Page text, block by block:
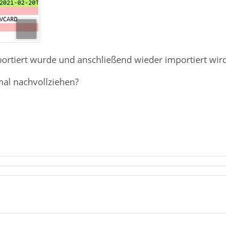
wurde und anschließend wieder importiert
nachvollziehen?